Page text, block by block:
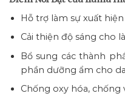
Hỗ trợ làm sự xuất
Cải thiện độ sáng cho
Bổ sung các thành
phần dưỡng ẩm cho da
Chống oxy hóa, chống